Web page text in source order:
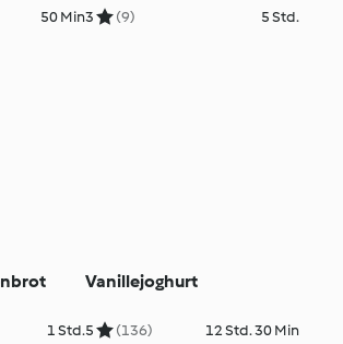
50 Min3 (9) 5 Std.
1 Std.
Vanillejoghurt
5 (136) 12 Std. 30 Min